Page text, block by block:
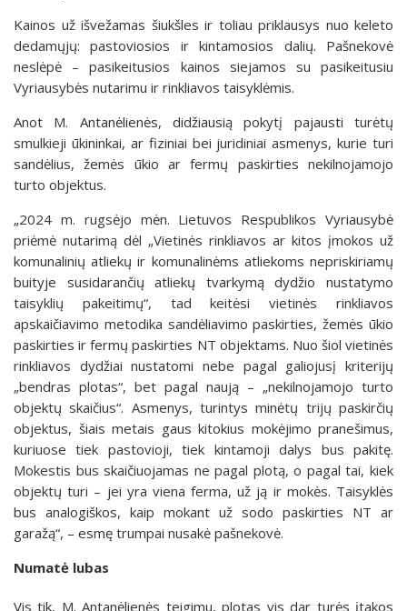
Kainos už išvežamas šiukšles ir toliau priklausys nuo keleto
dedamųjų: pastoviosios ir kintamosios dalių. Pašnekovė
neslėpė – pasikeitusios kainos siejamos su pasikeitusiu
Vyriausybės nutarimu ir rinkliavos taisyklėmis.
Anot M. Antanėlienės, didžiausią pokytį pajausti turėtų
smulkieji ūkininkai, ar fiziniai bei juridiniai asmenys, kurie turi
sandėlius, žemės ūkio ar fermų paskirties nekilnojamojo
turto objektus.
„2024 m. rugsėjo mėn. Lietuvos Respublikos Vyriausybė
priėmė nutarimą dėl „Vietinės rinkliavos ar kitos įmokos už
komunalinių atliekų ir komunalinėms atliekoms nepriskiriamų
buityje susidarančių atliekų tvarkymą dydžio nustatymo
taisyklių pakeitimų“, tad keitėsi vietinės rinkliavos
apskaičiavimo metodika sandėliavimo paskirties, žemės ūkio
paskirties ir fermų paskirties NT objektams. Nuo šiol vietinės
rinkliavos dydžiai nustatomi nebe pagal galiojusį kriterijų
„bendras plotas“, bet pagal naują – „nekilnojamojo turto
objektų skaičius“. Asmenys, turintys minėtų trijų paskirčių
objektus, šiais metais gaus kitokius mokėjimo pranešimus,
kuriuose tiek pastovioji, tiek kintamoji dalys bus pakitę.
Mokestis bus skaičiuojamas ne pagal plotą, o pagal tai, kiek
objektų turi – jei yra viena ferma, už ją ir mokės. Taisyklės
bus analogiškos, kaip mokant už sodo paskirties NT ar
garažą“, – esmę trumpai nusakė pašnekovė.
Numatė lubas
Vis tik, M. Antanėlienės teigimu, plotas vis dar turės įtakos